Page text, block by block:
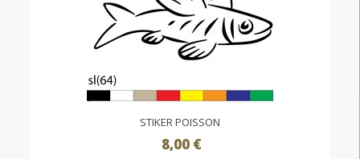
STIKER POISSON
8,00 €